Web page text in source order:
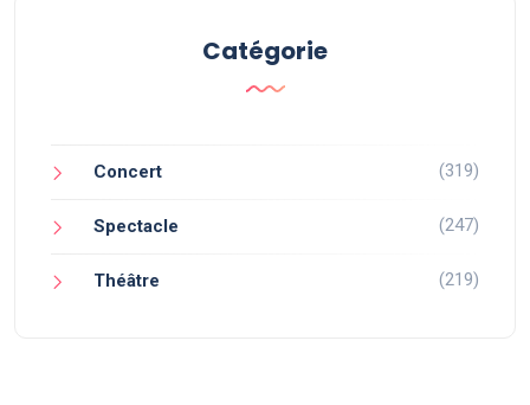
Catégorie
Concert (319)
Spectacle (247)
Théâtre (219)